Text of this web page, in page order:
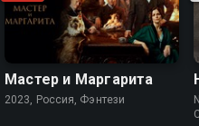
Мастер и Маргарита
2023, Россия, Фэнтези